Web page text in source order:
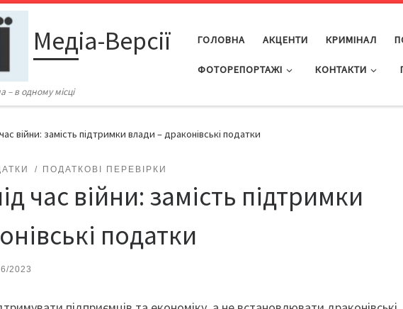
Медіа-Версії
– в одному місці
ГОЛОВНА АКЦЕНТИ КРИМІНАЛ
ФОТОРЕПОРТАЖІ КОНТАКТИ
війни: замість підтримки влади – драконівські податки
ПОДАТКОВІ ПЕРЕВІРКИ
час війни: замість підтримки
податки
2023